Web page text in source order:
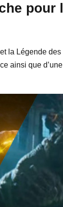
pour
la Légende
ainsi que